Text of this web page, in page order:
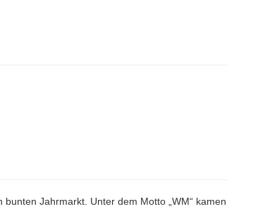
Jahrmarkt. Unter dem Motto „WM“ kamen